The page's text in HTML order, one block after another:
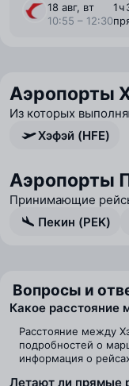
18 авг, вт
10:55 – 12:30
1
Аэропорты
Из которых
Хэфэй (HFE)
Аэропорты
Принимающие
Пекин (PEK)
Вопросы и
Какое
Расстояние между
подробностей о
информация о
Летают ли прямые